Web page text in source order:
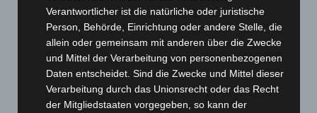
Region Hannover: 21 neue Notfallsanitäter starten beim
Roten Kreuz
5. August 2026
Mann läuft mit Hockeyschläger über A7 – Polizei sucht
Zeugen
5. August 2026
Verantwortlicher ist die natürliche oder juristische
Person, Behörde, Einrichtung oder andere Stelle, die
allein oder gemeinsam mit anderen über die Zwecke
und Mittel der Verarbeitung von personenbezogenen
Daten entscheidet. Sind die Zwecke und Mittel dieser
Verarbeitung durch das Unionsrecht oder das Recht
der Mitgliedstaaten vorgegeben, so kann der